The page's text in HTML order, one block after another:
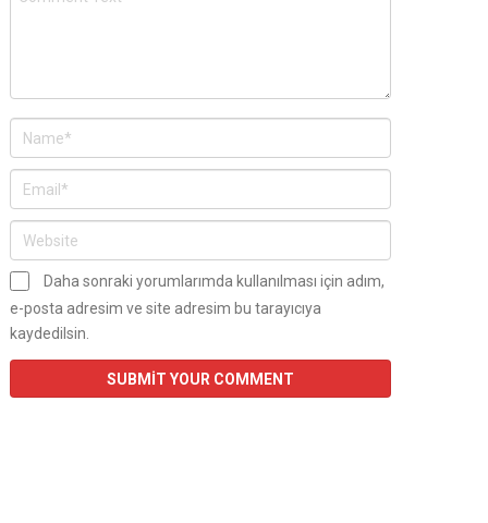
Daha sonraki yorumlarımda kullanılması için adım,
e-posta adresim ve site adresim bu tarayıcıya
kaydedilsin.